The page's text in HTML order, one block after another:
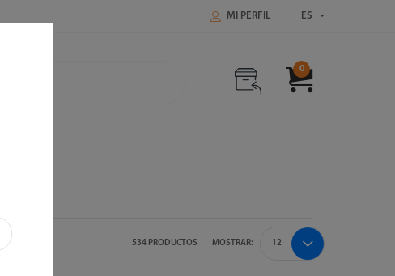
MI PERFIL ES
0
534 PRODUCTOS MOSTRAR: